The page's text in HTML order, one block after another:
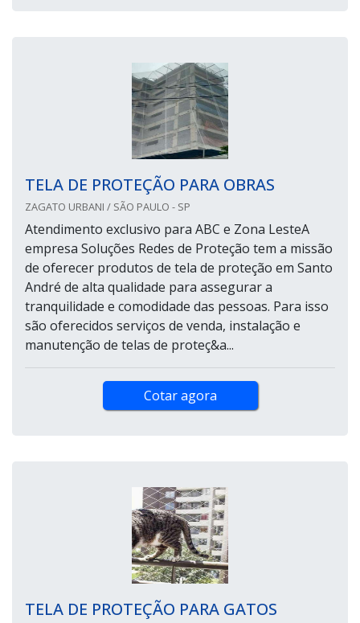
TELA DE PROTEÇÃO PARA OBRAS
ZAGATO URBANI / SÃO PAULO - SP
Atendimento exclusivo para ABC e Zona LesteA
empresa Soluções Redes de Proteção tem a missão
de oferecer produtos de tela de proteção em Santo
André de alta qualidade para assegurar a
tranquilidade e comodidade das pessoas. Para isso
são oferecidos serviços de venda, instalação e
manutenção de telas de proteç&a...
Cotar agora
TELA DE PROTEÇÃO PARA GATOS